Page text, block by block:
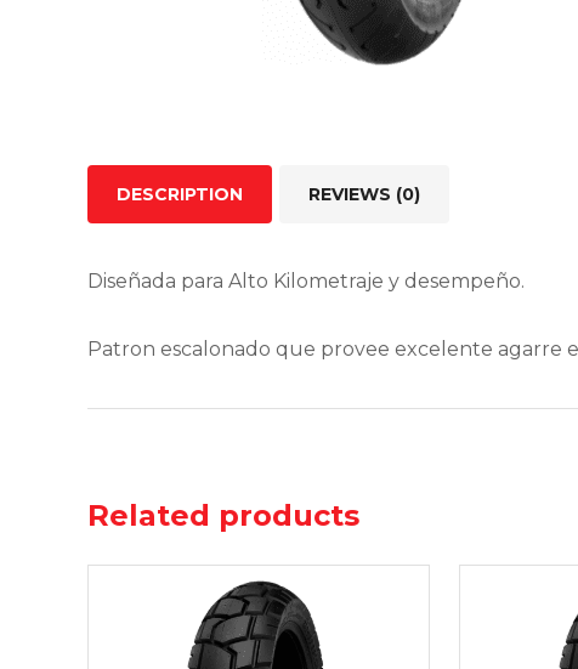
DESCRIPTION REVIEWS (0)
Diseñada para Alto Kilometraje y desempeño.
Patron escalonado que provee excelente agarre
Related products